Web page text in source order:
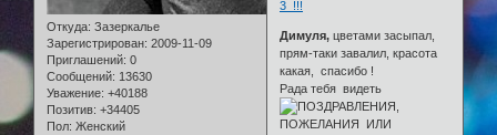
Откуда: Зазеркалье
Зарегистрирован: 2009-11-09
Приглашений: 0
Сообщений: 13630
Уважение: +40188
Позитив: +34405
Пол: Женский
Димуля, цветами засыпал,
прям-таки завалил, красота
какая, спасибо !
Рада тебя видеть